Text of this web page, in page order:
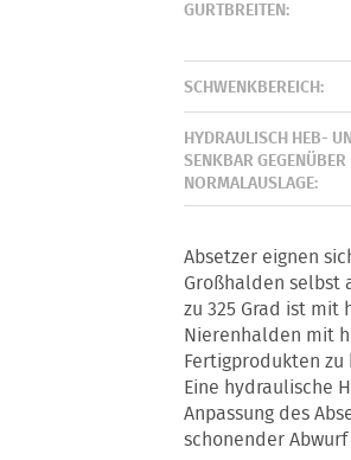
GURTBREITEN:
SCHWENKBEREICH:
HYDRAULISCH HEB-
SENKBAR GEGENÜBER
NORMALAUSLAGE:
Absetzer eignen
Großhalden selbst
zu 325 Grad ist mit
Nierenhalden mit
Fertigprodukten zu
Eine hydraulische
Anpassung des
schonender